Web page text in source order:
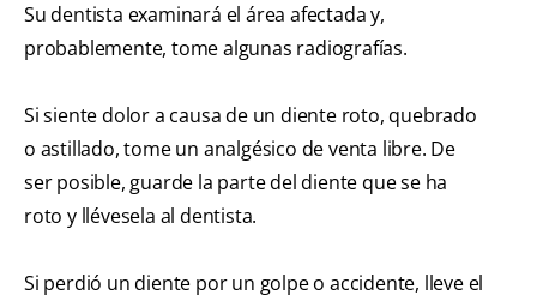
Su dentista examinará el área afectada y,
probablemente, tome algunas radiografías.
Si siente dolor a causa de un diente roto, quebrado
o astillado, tome un analgésico de venta libre. De
ser posible, guarde la parte del diente que se ha
roto y llévesela al dentista.
Si perdió un diente por un golpe o accidente, lleve el